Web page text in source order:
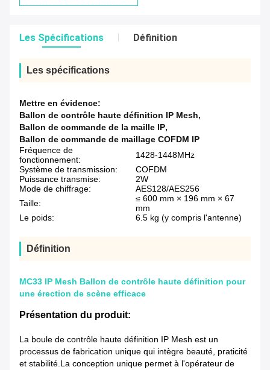
Les Spécifications Définition
Les spécifications
Mettre en évidence:
Ballon de contrôle haute définition IP Mesh,
Ballon de commande de la maille IP,
Ballon de commande de maillage COFDM IP
Fréquence de
fonctionnement:
1428-1448MHz
Système de transmission:
COFDM
Puissance transmise:
2W
Mode de chiffrage:
AES128/AES256
Taille:
≤ 600 mm × 196 mm × 67
mm
Le poids:
6.5 kg (y compris l'antenne)
Définition
MC33 IP Mesh Ballon de contrôle haute définition pour
une érection de scène efficace
Présentation du produit:
La boule de contrôle haute définition IP Mesh est un
processus de fabrication unique qui intègre beauté, praticité
et stabilité.La conception unique permet à l'opérateur de